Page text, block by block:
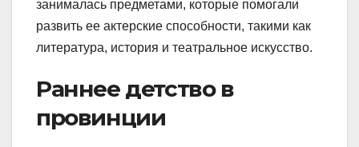
занималась предметами, которые помогали
развить ее актерские способности, такими как
литература, история и театральное искусство.
Раннее детство в
провинции